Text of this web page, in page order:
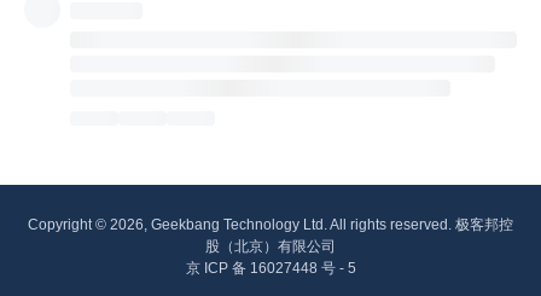
Copyright © 2026, Geekbang Technology Ltd. All rights reserved. 极客邦控
股（北京）有限公司
京 ICP 备 16027448 号 - 5